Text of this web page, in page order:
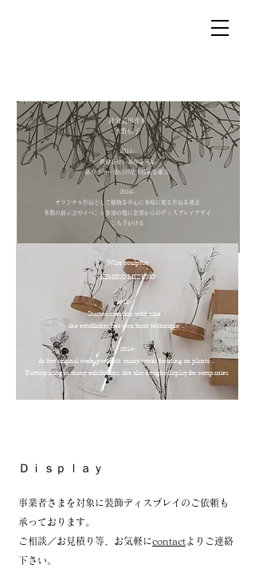
針金造形作家
水野后子
2011-
鉄線を使い制作を開始
鉄ワイヤー独自の基本技術を確立
2014-
オリジナル作品として植物を中心に多岐に渡る作品を発表​
多数の展示会やイベント参加の他に企業からのディスプレイデザイ
ンも手がける
Wire sculptor
KIMIKO MIZUNO
2011-
Started creation with wire，
she establishes her own basic technique．
2014-
As her original work, presents many works focusing on plants．
​Participating in many exhibitions, she also designs display for companies.
Ｄｉｓｐｌａｙ
事業者さまを対象に装飾ディスプレイのご依頼も
承っております。
ご相談／お見積り等、お気軽にcontact よりご連絡
下さい。